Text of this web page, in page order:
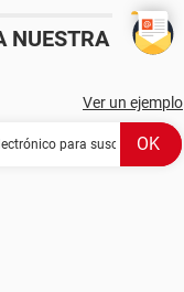
NUESTRA
Ver un ejemplo